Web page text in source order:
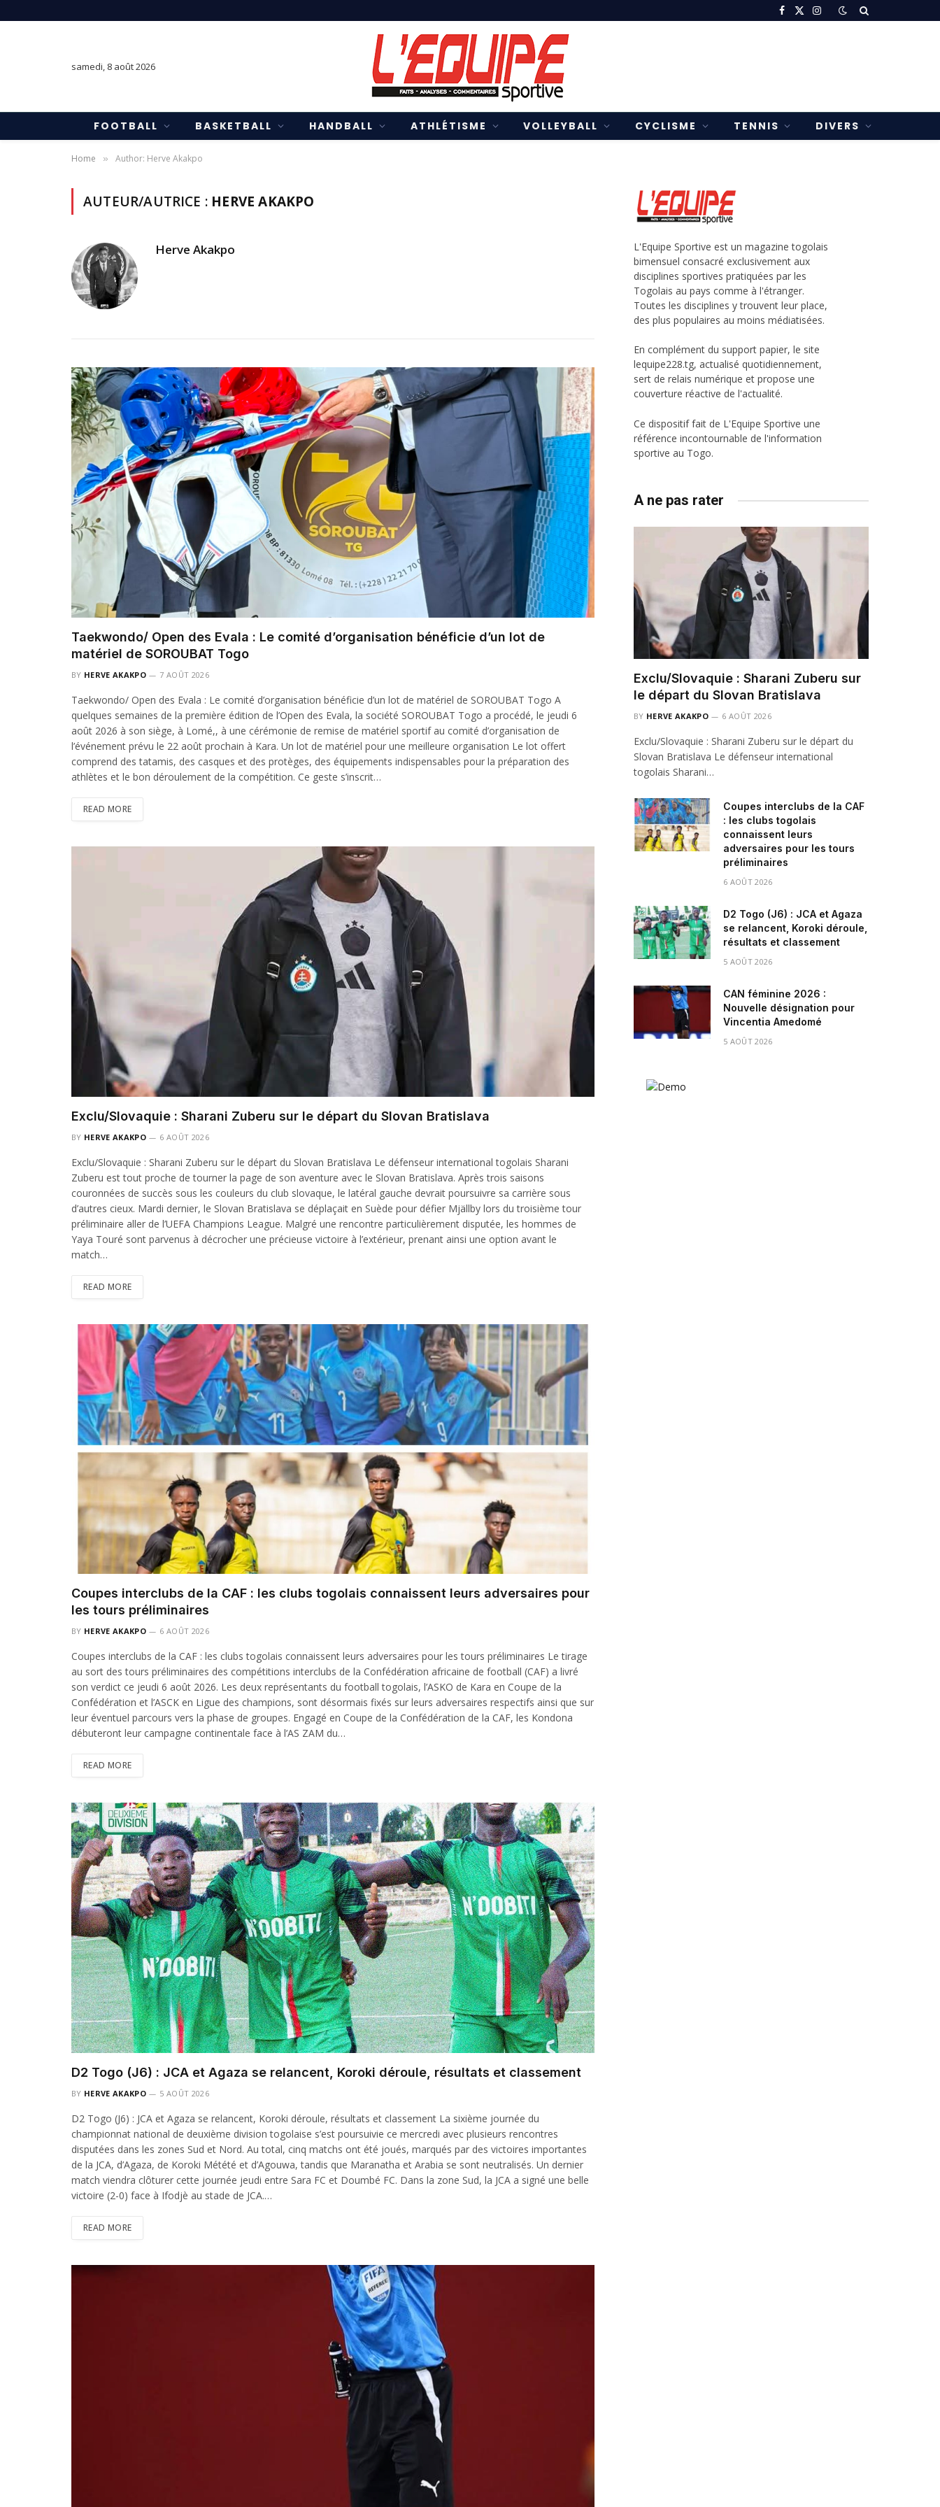
Facebook
X
Instagram
samedi, 8 août 2026
FOOTBALL BASKETBALL HANDBALL ATHLÉTISME VOLLEYBALL CYCLISME TENNIS DIVERS
Home » Author: Herve Akakpo
AUTEUR/AUTRICE : HERVE AKAKPO
Herve Akakpo
Taekwondo/ Open des Evala : Le comité d’organisation bénéficie d’un lot de
matériel de SOROUBAT Togo
BY HERVE AKAKPO 7 AOÛT 2026
Taekwondo/ Open des Evala : Le comité d’organisation bénéficie d’un lot de matériel de SOROUBAT Togo A
quelques semaines de la première édition de l’Open des Evala, la société SOROUBAT Togo a procédé, le jeudi 6
août 2026 à son siège, à Lomé,, à une cérémonie de remise de matériel sportif au comité d’organisation de
l’événement prévu le 22 août prochain à Kara. Un lot de matériel pour une meilleure organisation Le lot offert
comprend des tatamis, des casques et des protèges, des équipements indispensables pour la préparation des
athlètes et le bon déroulement de la compétition. Ce geste s’inscrit…
READ MORE
Exclu/Slovaquie : Sharani Zuberu sur le départ du Slovan Bratislava
BY HERVE AKAKPO 6 AOÛT 2026
Exclu/Slovaquie : Sharani Zuberu sur le départ du Slovan Bratislava Le défenseur international togolais Sharani
Zuberu est tout proche de tourner la page de son aventure avec le Slovan Bratislava. Après trois saisons
couronnées de succès sous les couleurs du club slovaque, le latéral gauche devrait poursuivre sa carrière sous
d’autres cieux. Mardi dernier, le Slovan Bratislava se déplaçait en Suède pour défier Mjällby lors du troisième tour
préliminaire aller de l’UEFA Champions League. Malgré une rencontre particulièrement disputée, les hommes de
Yaya Touré sont parvenus à décrocher une précieuse victoire à l’extérieur, prenant ainsi une option avant le
match…
READ MORE
Coupes interclubs de la CAF : les clubs togolais connaissent leurs adversaires pour
les tours préliminaires
BY HERVE AKAKPO 6 AOÛT 2026
Coupes interclubs de la CAF : les clubs togolais connaissent leurs adversaires pour les tours préliminaires Le tirage
au sort des tours préliminaires des compétitions interclubs de la Confédération africaine de football (CAF) a livré
son verdict ce jeudi 6 août 2026. Les deux représentants du football togolais, l’ASKO de Kara en Coupe de la
Confédération et l’ASCK en Ligue des champions, sont désormais fixés sur leurs adversaires respectifs ainsi que sur
leur éventuel parcours vers la phase de groupes. Engagé en Coupe de la Confédération de la CAF, les Kondona
débuteront leur campagne continentale face à l’AS ZAM du…
READ MORE
D2 Togo (J6) : JCA et Agaza se relancent, Koroki déroule, résultats et classement
BY HERVE AKAKPO 5 AOÛT 2026
D2 Togo (J6) : JCA et Agaza se relancent, Koroki déroule, résultats et classement La sixième journée du
championnat national de deuxième division togolaise s’est poursuivie ce mercredi avec plusieurs rencontres
disputées dans les zones Sud et Nord. Au total, cinq matchs ont été joués, marqués par des victoires importantes
de la JCA, d’Agaza, de Koroki Métété et d’Agouwa, tandis que Maranatha et Arabia se sont neutralisés. Un dernier
match viendra clôturer cette journée jeudi entre Sara FC et Doumbé FC. Dans la zone Sud, la JCA a signé une belle
victoire (2-0) face à Ifodjè au stade de JCA.…
READ MORE
L'Equipe Sportive est un magazine togolais
bimensuel consacré exclusivement aux
disciplines sportives pratiquées par les
Togolais au pays comme à l'étranger.
Toutes les disciplines y trouvent leur place,
des plus populaires au moins médiatisées.
En complément du support papier, le site
lequipe228.tg, actualisé quotidiennement,
sert de relais numérique et propose une
couverture réactive de l'actualité.
Ce dispositif fait de L'Equipe Sportive une
référence incontournable de l'information
sportive au Togo.
A ne pas rater
Exclu/Slovaquie : Sharani Zuberu sur
le départ du Slovan Bratislava
BY HERVE AKAKPO 6 AOÛT 2026
Exclu/Slovaquie : Sharani Zuberu sur le départ du
Slovan Bratislava Le défenseur international
togolais Sharani…
Coupes interclubs de la CAF
: les clubs togolais
connaissent leurs
adversaires pour les tours
préliminaires
6 AOÛT 2026
D2 Togo (J6) : JCA et Agaza
se relancent, Koroki déroule,
résultats et classement
5 AOÛT 2026
CAN féminine 2026 :
Nouvelle désignation pour
Vincentia Amedomé
5 AOÛT 2026